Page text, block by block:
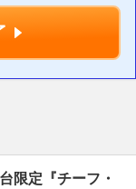
限定『チーフ・